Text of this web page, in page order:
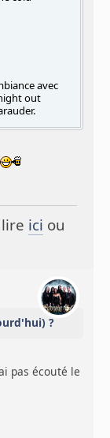
avec
night out
lire ici ou
?
pas écouté le